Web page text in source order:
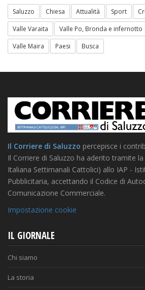
Saluzzo Chiesa Attualità Sport
Valle Varaita
Valle Po, Bronda e infernotto
Valle Maira
Paesi Busca
Il Corriere di Saluzzo percepisce i
Il Corriere di Saluzzo ha aderito tramite
Italiana Settimanali Cattolici) allo IAP -
Pubblicitaria, accettando il Codice di
Comunicazione Commerciale.
Impostazione cookie
IL GIORNALE
Chi siamo
La storia